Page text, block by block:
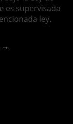
es supervisada
ley.
→